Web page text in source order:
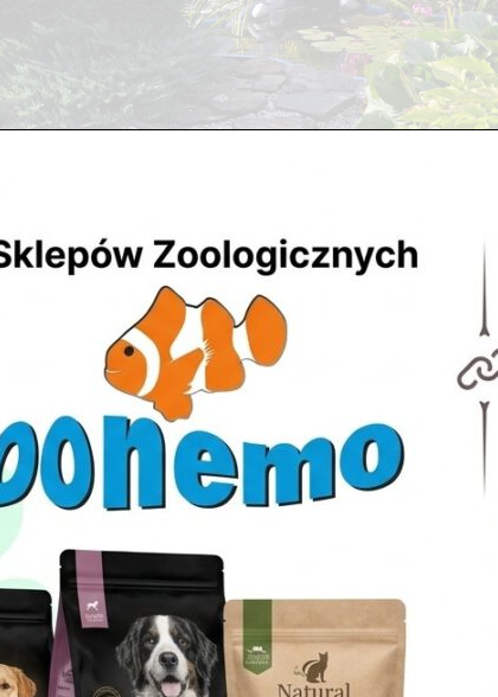
paź 29, 2017
rośliny, wyposażenie Sprzedaż artykułów potrzebnych do
prowadzimy w większości w sklepie przy ulicy Sobieskiego (róg